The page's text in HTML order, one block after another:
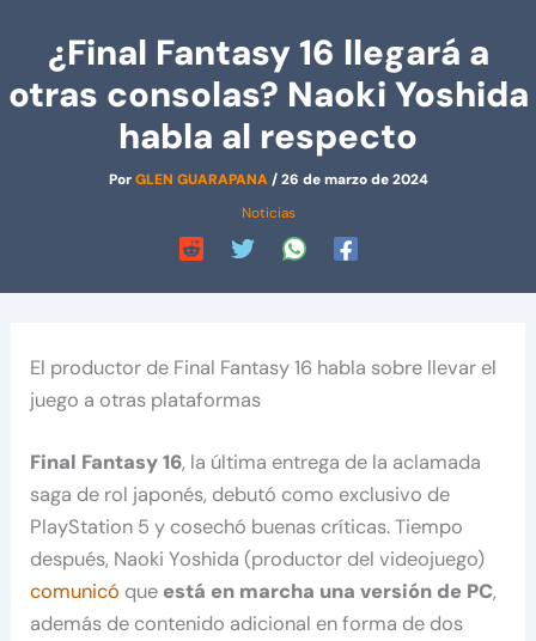
¿Final Fantasy 16 llegará a
otras consolas? Naoki Yoshida
habla al respecto
PorGLEN GUARAPANA/26 de marzo de 2024
Noticias
El productor de Final Fantasy 16 habla sobre llevar el
juego a otras plataformas
Final Fantasy 16, la última entrega de la aclamada
saga de rol japonés, debutó como exclusivo de
PlayStation 5 y cosechó buenas críticas. Tiempo
después, Naoki Yoshida (productor del videojuego)
comunicó que está en marcha una versión de PC,
además de contenido adicional en forma de dos